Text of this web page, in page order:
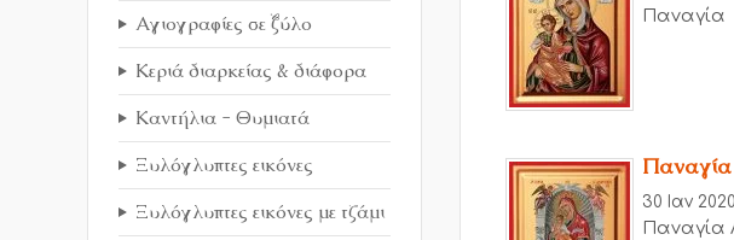
Αγιογραφίες σε ξύλο
Κεριά διαρκείας & διάφορα
Καντήλια - Θυμιατά
Ξυλόγλυπτες εικόνες
Ξυλόγλυπτες εικόνες με τζάμι
Παναγία
Παναγία
30 Ιαν
Παναγία